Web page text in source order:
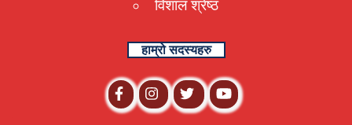
विशाल श्रेष्ठ
हाम्रो सदस्यहरु